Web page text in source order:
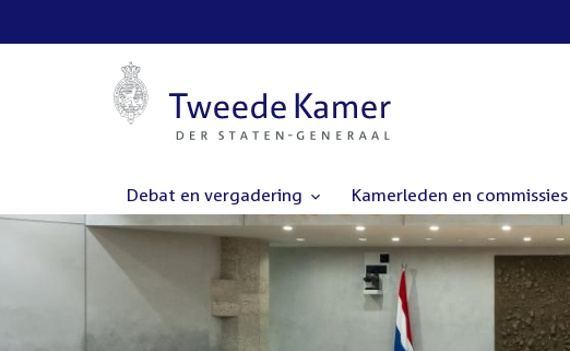
Debat en vergadering Kamerleden en commissies